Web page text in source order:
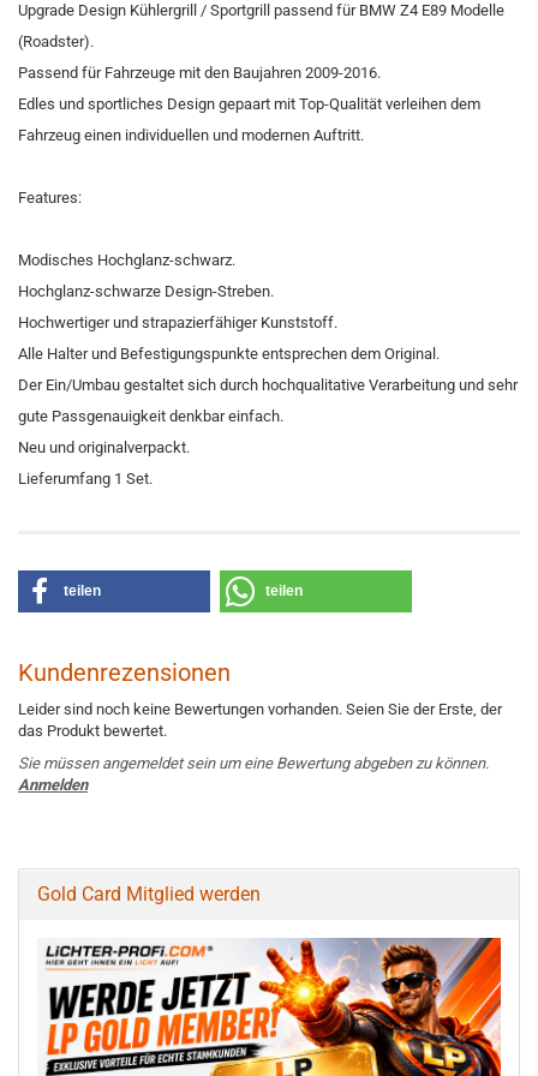
Upgrade Design Kühlergrill / Sportgrill passend für BMW Z4 E89 Modelle
(Roadster).
Passend für Fahrzeuge mit den Baujahren 2009-2016.
Edles und sportliches Design gepaart mit Top-Qualität verleihen dem
Fahrzeug einen individuellen und modernen Auftritt.
Features:
Modisches Hochglanz-schwarz.
Hochglanz-schwarze Design-Streben.
Hochwertiger und strapazierfähiger Kunststoff.
Alle Halter und Befestigungspunkte entsprechen dem Original.
Der Ein/Umbau gestaltet sich durch hochqualitative Verarbeitung und sehr
gute Passgenauigkeit denkbar einfach.
Neu und originalverpackt.
Lieferumfang 1 Set.
teilen teilen
Kundenrezensionen
Leider sind noch keine Bewertungen vorhanden. Seien Sie der Erste, der
das Produkt bewertet.
Sie müssen angemeldet sein um eine Bewertung abgeben zu können.
Anmelden
Gold Card Mitglied werden